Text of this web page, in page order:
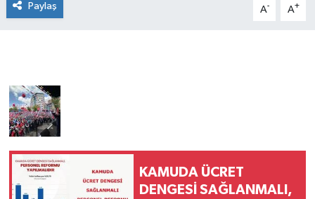
Paylaş A- A+
KAMUDA ÜCRET
DENGESİ SAĞLANMALI,